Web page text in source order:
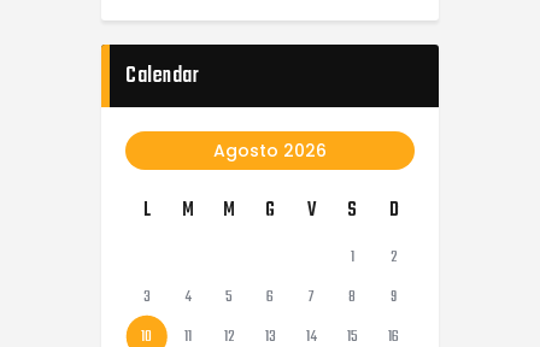
Calendar
Agosto 2026
L M M G V S D
1
2
3
4 5 6 7 8
9
10
11 12 13 14 15
16